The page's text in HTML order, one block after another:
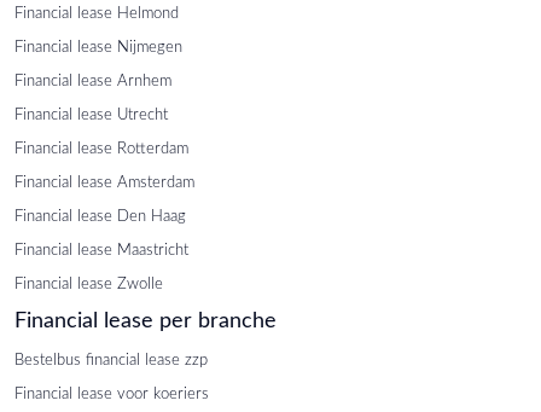
Financial lease Helmond
Financial lease Nijmegen
Financial lease Arnhem
Financial lease Utrecht
Financial lease Rotterdam
Financial lease Amsterdam
Financial lease Den Haag
Financial lease Maastricht
Financial lease Zwolle
Financial lease per branche
Bestelbus financial lease zzp
Financial lease voor koeriers